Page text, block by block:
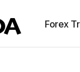
Forex